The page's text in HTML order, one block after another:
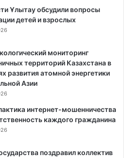
Ұлытау обсудили вопросы
детей и взрослых
мониторинг
территорий Казахстана в
развития атомной энергетики
Азии
интернет-мошенничества
каждого гражданина
поздравил коллектив